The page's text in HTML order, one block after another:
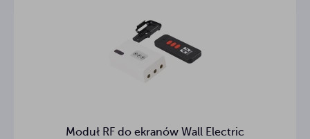
24.9 - 84.9 cm
Moduł RF do ekranów Wall Electric